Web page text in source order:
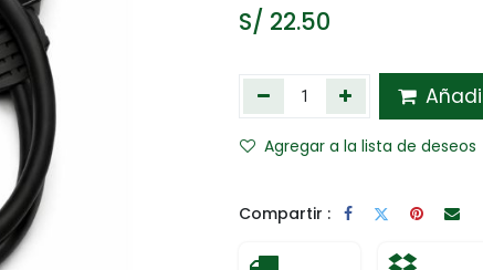
S/ 22.50
Agregar a la lista de deseos
Compartir :